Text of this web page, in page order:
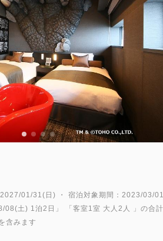
01/31(日) ・ 宿泊対象期間：2023/03/
08(土) 1泊2日 」 「 客室1室 大人2人
」の合
含みます